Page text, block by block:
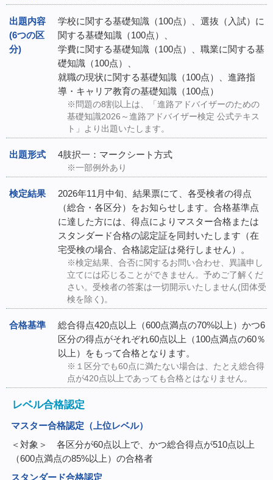
出題内容
(6つの区
分)
学校に関する基礎知識（100点）、選抜（入試）に
関する基礎知識（100点）、
学費に関する基礎知識（100点）、職業に関する基
礎知識（100点）、
就職の現状に関する基礎知識（100点）、進路指
導・キャリア教育の基礎知識（100点）
※問題の8割以上は、「進路アドバイザーのための
基礎知識2026～進路アドバイザー検定 公式テキス
ト」より出題いたします。
出題形式 4肢択一：マークシート方式
※一部例外あり
検定結果
2026年11月中旬、結果票にて、各受検者の得点
（総合・各区分）をお知らせします。合格基準点
に達した方には、得点によりマスター合格または
スタンダード合格の認定証を同封いたします（在
宅受検の場合、合格認定証は発行しません）。
※検定結果、合否に関するお問い合わせ、異議申し
立てには応じることができません。予めご了解くだ
さい。受検者の答案は一切開示いたしません(団体受
検を除く)。
合格基準
総合得点420点以上（600点満点の70%以上）かつ6
区分の得点がそれぞれ60点以上（100点満点の60％
以上）をもって合格となります。
※１区分でも60点に満たない場合は、たとえ総合得
点が420点以上であっても合格とはなりません。
レベル合格認定
マスター合格認定（上位レベル）
＜対象＞ 各区分が60点以上で、かつ総合得点が510点以上
（600点満点の85%以上）の合格者
スタンダード合格認定